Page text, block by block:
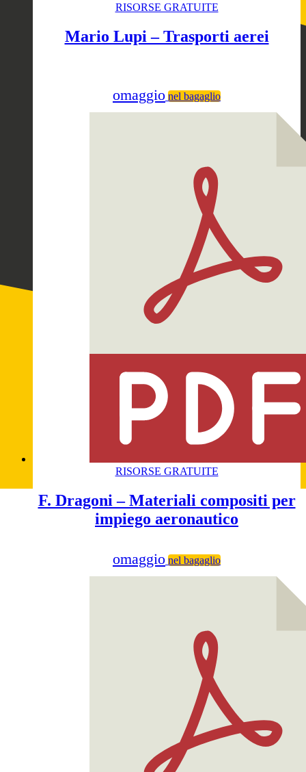
RISORSE GRATUITE
Mario Lupi – Trasporti aerei
omaggio nel bagaglio
RISORSE GRATUITE
F. Dragoni – Materiali compositi per
impiego aeronautico
omaggio nel bagaglio